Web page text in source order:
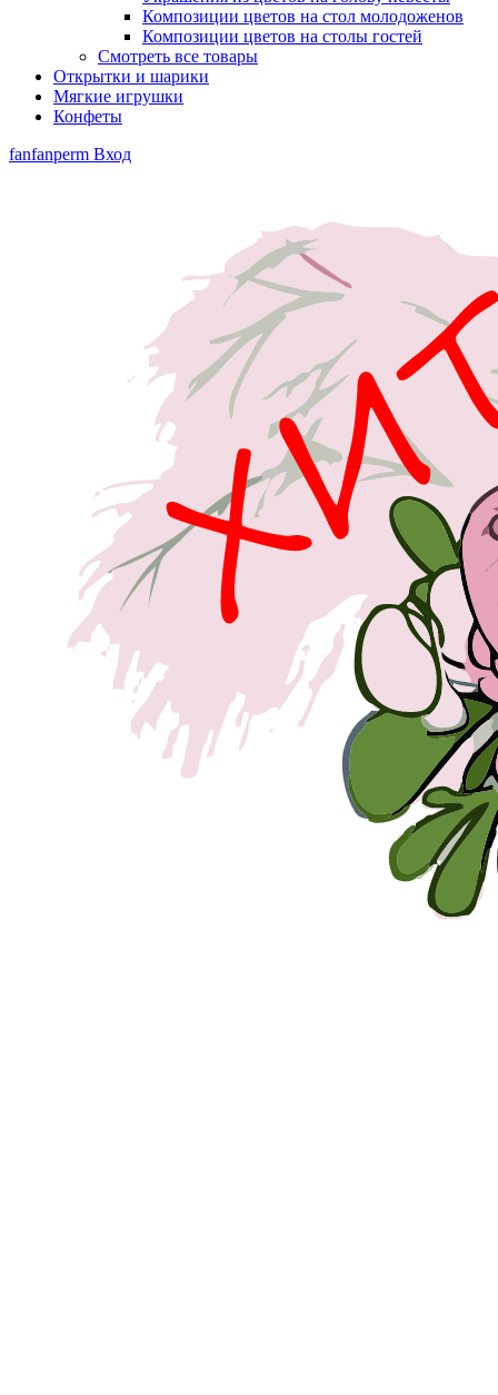
Композиции цветов на стол молодоженов
Композиции цветов на столы гостей
Смотреть все товары
Открытки и шарики
Мягкие игрушки
Конфеты
fanfanperm Вход